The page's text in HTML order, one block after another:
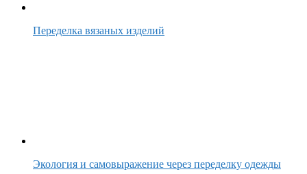
Переделка вязаных изделий
Экология и самовыражение через переделку одежды